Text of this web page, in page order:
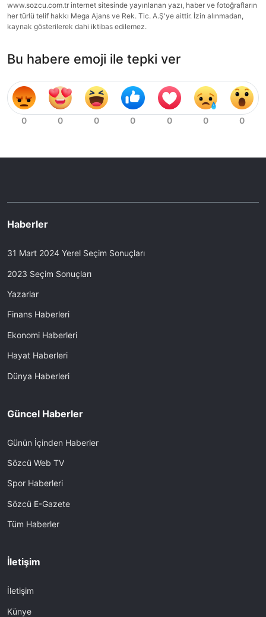
www.sozcu.com.tr internet sitesinde yayınlanan yazı, haber ve fotoğrafların
her türlü telif hakkı Mega Ajans ve Rek. Tic. A.Ş'ye aittir. İzin alınmadan,
kaynak gösterilerek dahi iktibas edilemez.
Bu habere emoji ile tepki ver
Haberler
31 Mart 2024 Yerel Seçim Sonuçları
2023 Seçim Sonuçları
Yazarlar
Finans Haberleri
Ekonomi Haberleri
Hayat Haberleri
Dünya Haberleri
Güncel Haberler
Günün İçinden Haberler
Sözcü Web TV
Spor Haberleri
Sözcü E-Gazete
Tüm Haberler
İletişim
İletişim
Künye